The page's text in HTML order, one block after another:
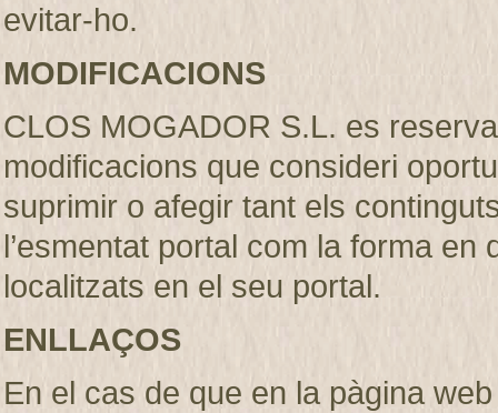
evitar-ho.
MODIFICACIONS
CLOS MOGADOR S.L. es
modificacions que consideri
suprimir o afegir tant els
l’esmentat portal com la forma
localitzats en el seu portal.
ENLLAÇOS
En el cas de que en la pàgina